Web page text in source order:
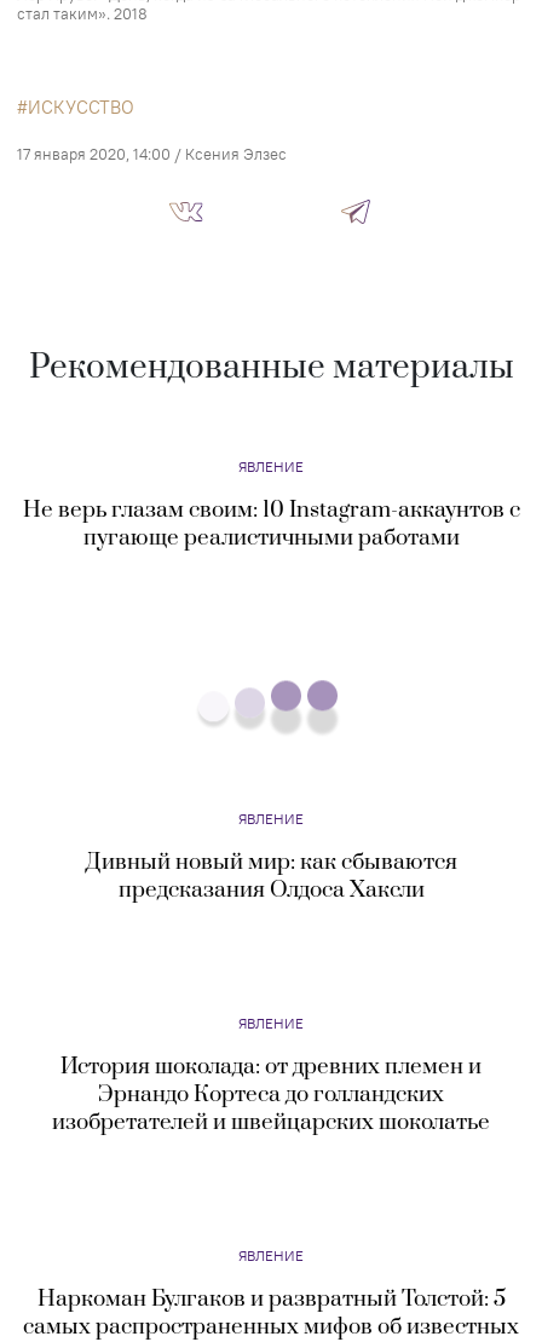
стал таким». 2018
ИСКУССТВО
17 января 2020, 14:00 / Ксения Элзес
Рекомендованные материалы
ЯВЛЕНИЕ
Не верь глазам своим: 10 Instagram-аккаунтов c
пугающе реалистичными работами
Дивный новый мир: как сбываются